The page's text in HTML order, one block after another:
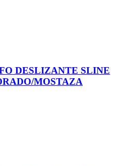
DESLIZANTE SLINE
MOSTAZA